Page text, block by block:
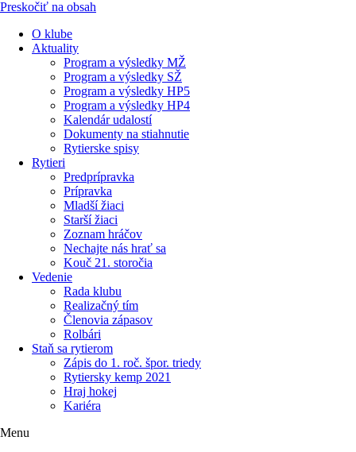
Preskočiť na obsah
O klube
Aktuality
Program a výsledky MŽ
Program a výsledky SŽ
Program a výsledky HP5
Program a výsledky HP4
Kalendár udalostí
Dokumenty na stiahnutie
Rytierske spisy
Rytieri
Predprípravka
Prípravka
Mladší žiaci
Starší žiaci
Zoznam hráčov
Nechajte nás hrať sa
Kouč 21. storočia
Vedenie
Rada klubu
Realizačný tím
Členovia zápasov
Rolbári
Staň sa rytierom
Zápis do 1. roč. špor. triedy
Rytiersky kemp 2021
Hraj hokej
Kariéra
Menu